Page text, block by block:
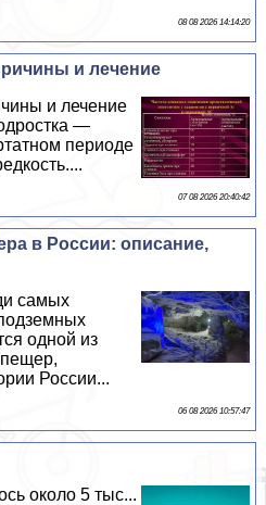
08 08 2026 14:14:20
и лечение
и лечение
—
периоде
07 08 2026 20:40:42
в России: описание,
самых
одной из
России...
06 08 2026 10:57:47
около 5 тыс...